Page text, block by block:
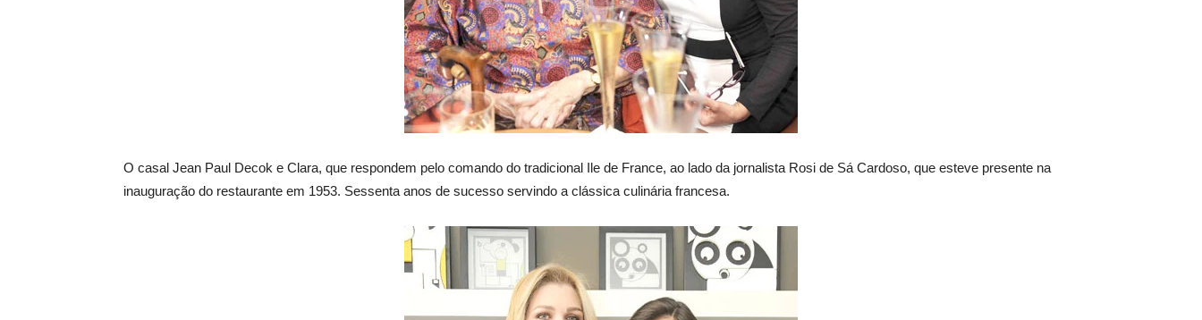
O casal Jean Paul Decok e Clara, que respondem pelo comando do tradicional Ile de France, ao lado da jornalista Rosi de Sá Cardoso, que esteve presente na
inauguração do restaurante em 1953. Sessenta anos de sucesso servindo a clássica culinária francesa.